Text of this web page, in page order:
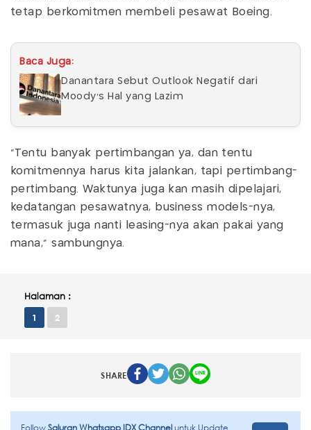
tetap berkomitmen membeli pesawat Boeing.
Baca Juga:
Danantara Sebut Outlook Negatif dari
Moody's Hal yang Lazim
"Tentu banyak pertimbangan ya, dan tentu
komitmennya harus kita jalankan, tapi pertimbang-
pertimbang. Waktunya juga kan masih dipelajari,
kedatangan pesawatnya, business models-nya,
termasuk juga nanti leasing-nya akan pakai yang
mana," sambungnya.
Halaman :
1 2
SHARE
FollowSaluran Whatsapp IDX Channeluntuk Update